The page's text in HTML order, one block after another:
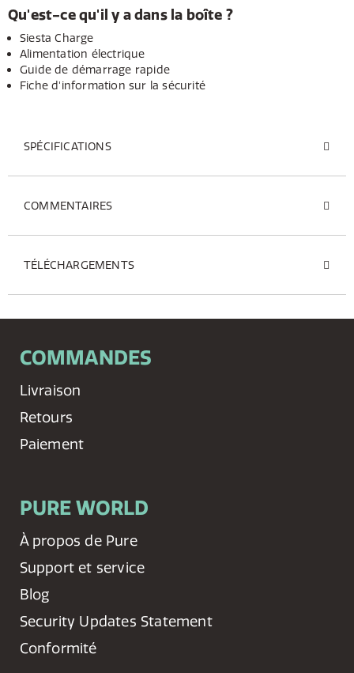
Qu'est-ce qu'il y a dans la boîte ?
Siesta Charge
Alimentation électrique
Guide de démarrage rapide
Fiche d'information sur la sécurité
SPÉCIFICATIONS
COMMENTAIRES
TÉLÉCHARGEMENTS
COMMANDES
Livraison
Retours
Paiement
PURE WORLD
À propos de Pure
Support et service
Blog
Security Updates Statement
Conformité